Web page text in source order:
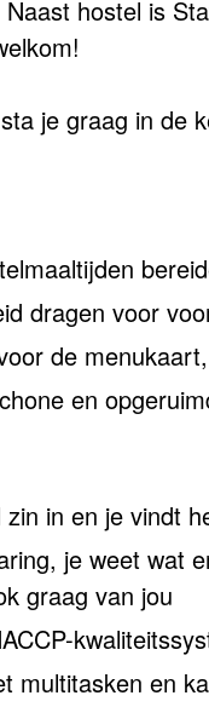
hostel is
je graag in de
dragen voor
de
en
in en je vindt
je weet wat
graag van jou
multitasken en